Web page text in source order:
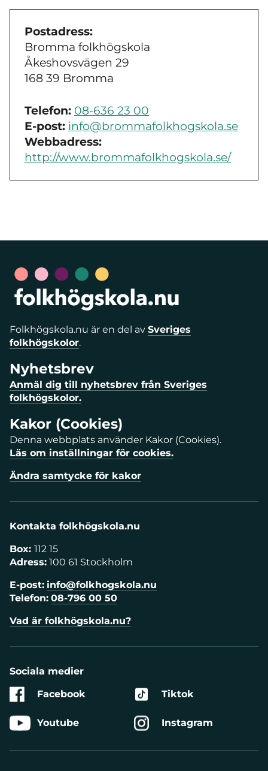
Postadress:
Bromma folkhögskola
Åkeshovsvägen 29
168 39 Bromma
Telefon: 08-636 23 00
E-post: info@brommafolkhogskola.se
Webbadress:
http://www.brommafolkhogskola.se/
Folkhögskola.nu är en del av Sveriges
folkhögskolor.
Nyhetsbrev
Anmäl dig till nyhetsbrev från Sveriges
folkhögskolor.
Kakor (Cookies)
Denna webbplats använder Kakor (Cookies).
Läs om inställningar för cookies.
Ändra samtycke för kakor
Kontakta folkhögskola.nu
Box: 112 15
Adress: 100 61 Stockholm
E-post: info@folkhogskola.nu
Telefon: 08-796 00 50
Vad är folkhögskola.nu?
Sociala medier
Facebook
Youtube
Tiktok
Instagram